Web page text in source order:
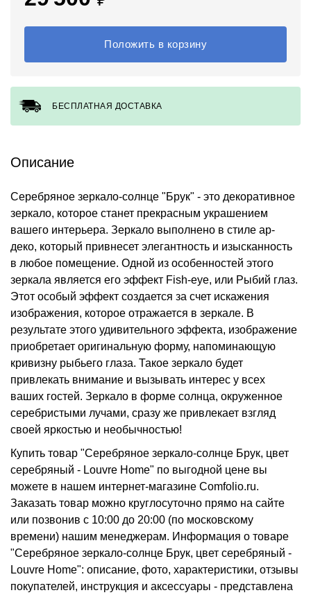
Положить в корзину
БЕСПЛАТНАЯ ДОСТАВКА
Описание
Серебряное зеркало-солнце "Брук" - это декоративное
зеркало, которое станет прекрасным украшением
вашего интерьера. Зеркало выполнено в стиле ар-
деко, который привнесет элегантность и изысканность
в любое помещение. Одной из особенностей этого
зеркала является его эффект Fish-eye, или Рыбий глаз.
Этот особый эффект создается за счет искажения
изображения, которое отражается в зеркале. В
результате этого удивительного эффекта, изображение
приобретает оригинальную форму, напоминающую
кривизну рыбьего глаза. Такое зеркало будет
привлекать внимание и вызывать интерес у всех
ваших гостей. Зеркало в форме солнца, окруженное
серебристыми лучами, сразу же привлекает взгляд
своей яркостью и необычностью!
Купить товар "Серебряное зеркало-солнце Брук, цвет
серебряный - Louvre Home" по выгодной цене вы
можете в нашем интернет-магазине Comfolio.ru.
Заказать товар можно круглосуточно прямо на сайте
или позвонив с 10:00 до 20:00 (по московскому
времени) нашим менеджерам. Информация о товаре
"Серебряное зеркало-солнце Брук, цвет серебряный -
Louvre Home": описание, фото, характеристики, отзывы
покупателей, инструкция и аксессуары - представлена